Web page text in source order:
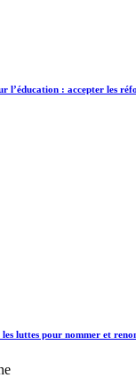
l’éducation : accepter les
luttes pour nommer et